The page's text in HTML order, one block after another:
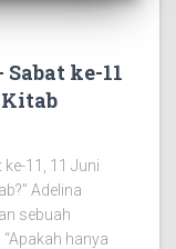
ke-11
Kitab
11, 11 Juni
Adelina
sebuah
hanya